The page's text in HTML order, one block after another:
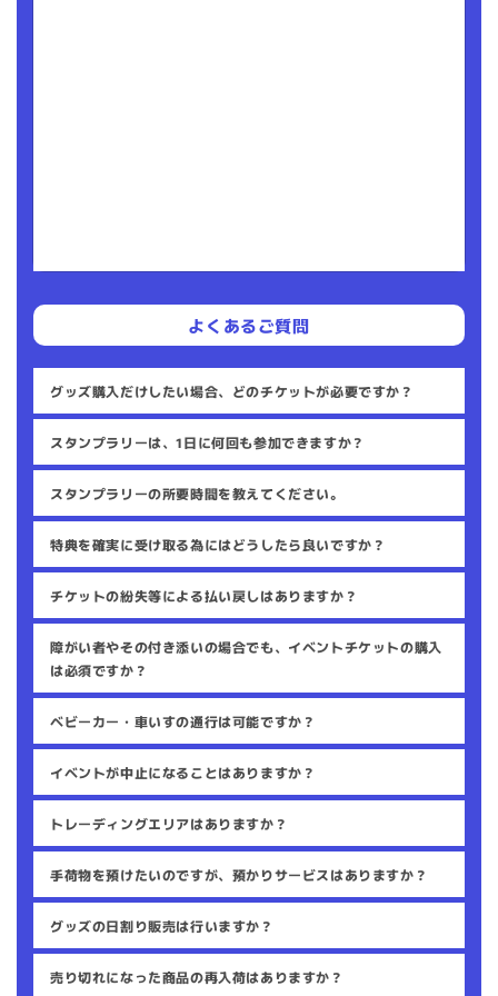
よくあるご質問
グッズ購入だけしたい場合、どのチケットが必要ですか？
スタンプラリーは、1日に何回も参加できますか？
スタンプラリーの所要時間を教えてください。
特典を確実に受け取る為にはどうしたら良いですか？
チケットの紛失等による払い戻しはありますか？
障がい者やその付き添いの場合でも、イベントチケットの購入
は必須ですか？
ベビーカー・車いすの通行は可能ですか？
イベントが中止になることはありますか？
トレーディングエリアはありますか？
手荷物を預けたいのですが、預かりサービスはありますか？
グッズの日割り販売は行いますか？
売り切れになった商品の再入荷はありますか？